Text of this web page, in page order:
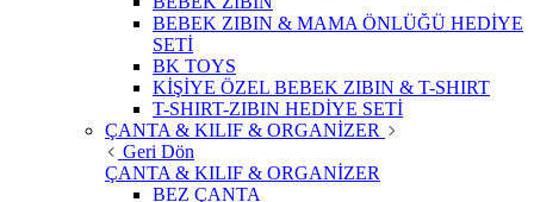
BEBEK ZIBIN & MAMA ÖNLÜĞÜ HEDİYE
SETİ
BK TOYS
KİŞİYE ÖZEL BEBEK ZIBIN & T-SHIRT
T-SHIRT-ZIBIN HEDİYE SETİ
ÇANTA & KILIF & ORGANİZER
Geri Dön
ÇANTA & KILIF & ORGANİZER
BEZ ÇANTA